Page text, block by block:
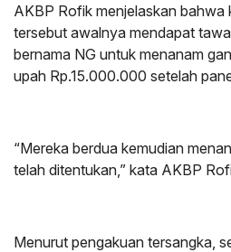
AKBP Rofik menjelaskan bahwa
tersebut awalnya mendapat
bernama NG untuk menanam
upah Rp.15.000.000 setelah
“Mereka berdua kemudian
telah ditentukan,” kata AKBP
Menurut pengakuan tersangka,